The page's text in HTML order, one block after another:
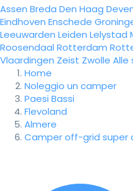
Assen Breda Den Haag
Eindhoven Enschede
Leeuwarden Leiden Lelystad
Roosendaal Rotterdam
Vlaardingen Zeist Zwolle Alle
Home
Noleggio un camper
Paesi Bassi
Flevoland
Almere
Camper off-grid super